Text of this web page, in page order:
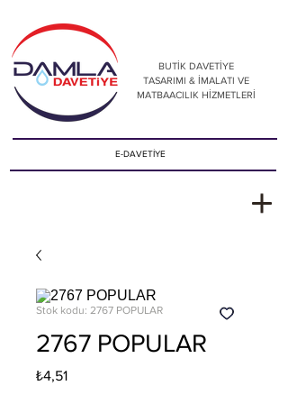
BUTİK DAVETİYE
TASARIMI & İMALATI VE
MATBAACILIK HİZMETLERİ
E-DAVETİYE
Stok kodu: 2767 POPULAR
2767 POPULAR
₺4,51Fiyat